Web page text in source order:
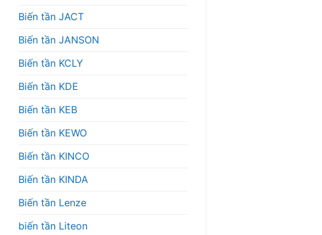
Biến tần JACT
Biến tần JANSON
Biến tần KCLY
Biến tần KDE
Biến tần KEB
Biến tần KEWO
Biến tần KINCO
Biến tần KINDA
Biến tần Lenze
biến tần Liteon